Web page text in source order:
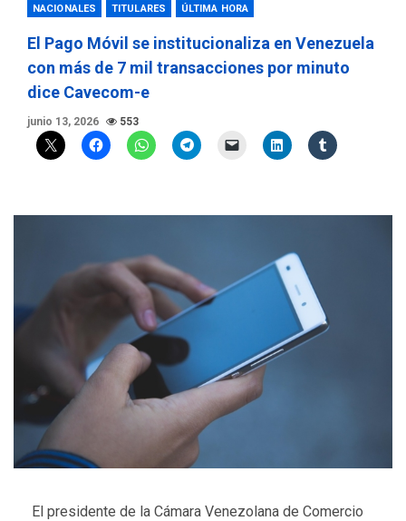
NACIONALES TITULARES ÚLTIMA HORA
El Pago Móvil se institucionaliza en Venezuela
con más de 7 mil transacciones por minuto
dice Cavecom-e
junio 13, 2026 553
El presidente de la Cámara Venezolana de Comercio